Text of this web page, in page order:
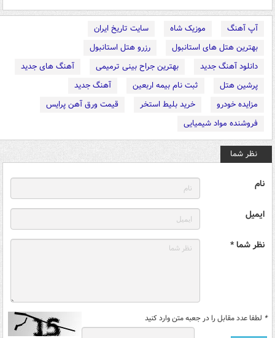
آپ آهنگ موزیک شاه
سایت تاریخ ایران
بهترین هتل های استانبول
رزرو هتل استانبول
دانلود آهنگ جدید
بهترین جراح بینی ترمیمی
آهنگ های جدید
پرشین هتل
ثبت نام بیمه اربعین
آهنگ جدید
مزایده خودرو
خرید بلیط استخر
قیمت ورق آهن پرایس
فروشنده مواد شیمیایی
نظر شما
نام
ایمیل
نظر شما *
* لطفا عدد مقابل را در جعبه متن وارد کنید